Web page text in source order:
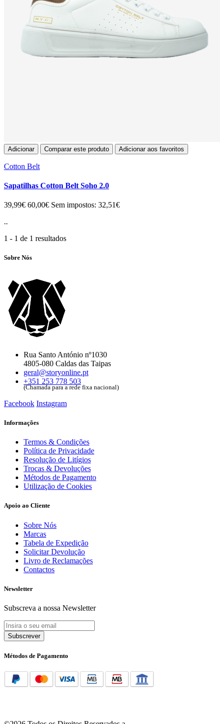
Adicionar Comparar este produto Adicionar aos favoritos
Cotton Belt
Sapatilhas Cotton Belt Soho 2.0
39,99€ 60,00€ Sem impostos: 32,51€
..
1 - 1 de 1 resultados
Sobre Nós
Rua Santo António nº1030
4805-080 Caldas das Taipas
geral@storyonline.pt
+351 253 778 503
(Chamada para a rede fixa nacional)
Facebook Instagram
Informações
Termos & Condições
Política de Privacidade
Resolução de Litígios
Trocas & Devoluções
Métodos de Pagamento
Utilização de Cookies
Apoio ao Cliente
Sobre Nós
Marcas
Tabela de Expedição
Solicitar Devolução
Livro de Reclamações
Contactos
Newsletter
Subscreva a nossa Newsletter
Subscrever
Métodos de Pagamento